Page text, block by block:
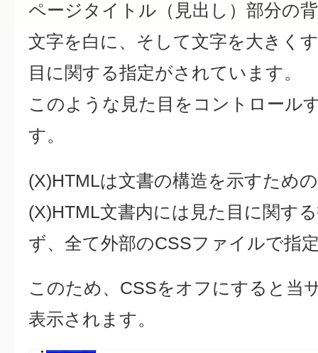
ページタイトル（見出し）部分の
文字を白に、そして文字を大きく
目に関する指定がされています。
このような見た目をコントロール
す。
(X)HTMLは文書の構造を示すため
(X)HTML文書内には見た目に関す
ず、全て外部のCSSファイルで指
このため、CSSをオフにすると当
表示されます。